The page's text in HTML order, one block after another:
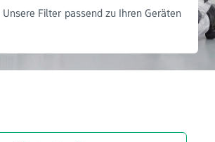
Unsere Filter passend zu Ihren Geräten